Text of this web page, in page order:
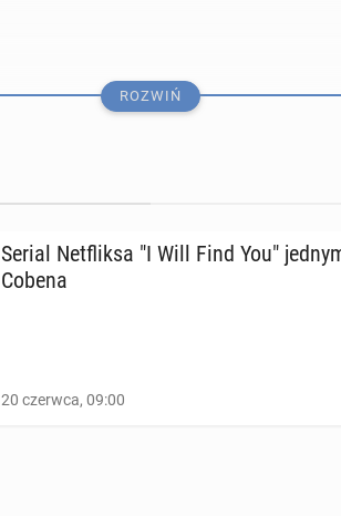
ROZWIŃ
Serial Net­flik­sa "I Will Find You"
Cobena
20 czerwca, 09:00